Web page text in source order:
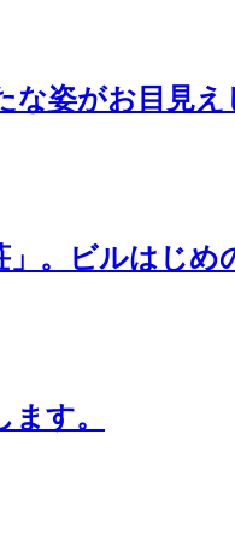
姿がお目見え
。ビルはじめ
す。